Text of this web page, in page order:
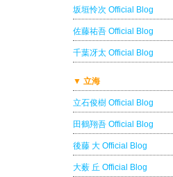
坂垣怜次 Official Blog
佐藤祐吾 Official Blog
千葉冴太 Official Blog
▼ 立海
立石俊樹 Official Blog
田鶴翔吾 Official Blog
後藤 大 Official Blog
大薮 丘 Official Blog